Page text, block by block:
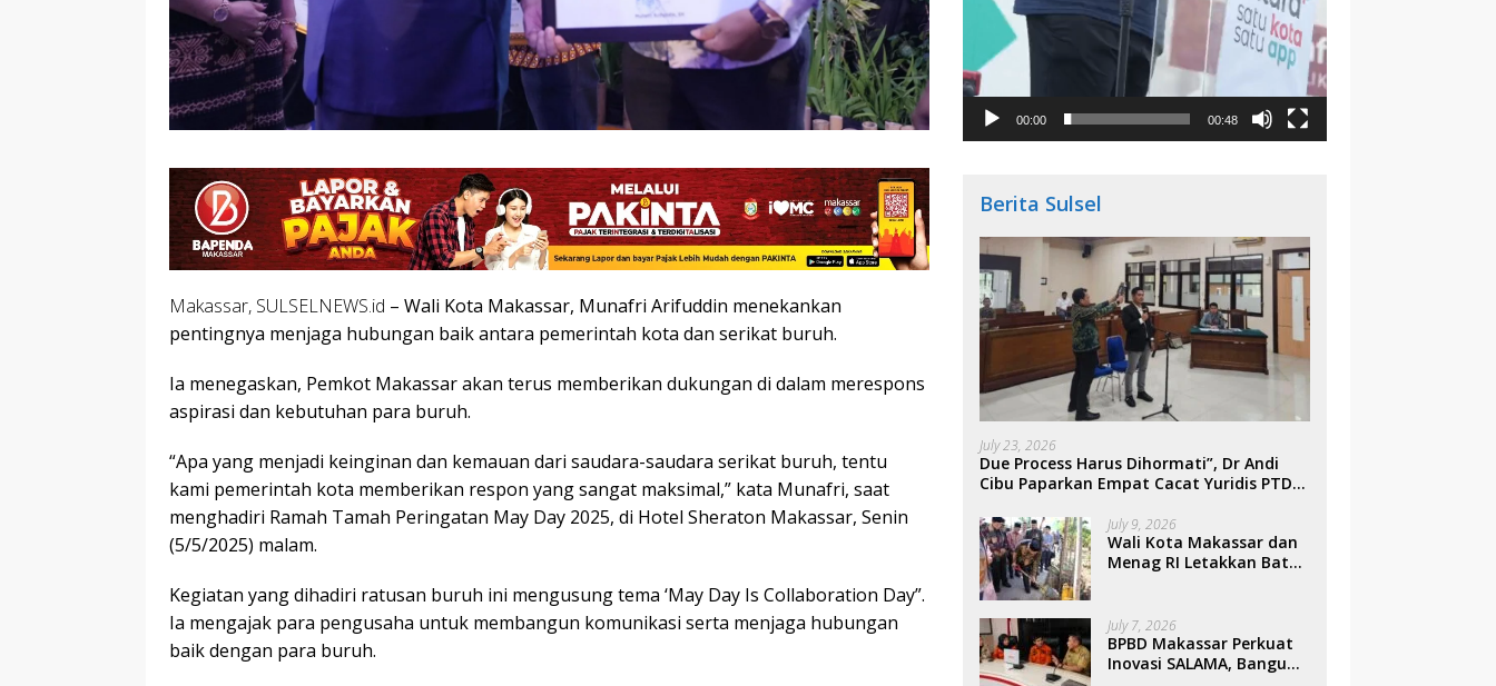
Makassar, SULSELNEWS.id – Wali Kota Makassar, Munafri Arifuddin menekankan
pentingnya menjaga hubungan baik antara pemerintah kota dan serikat buruh.
Ia menegaskan, Pemkot Makassar akan terus memberikan dukungan di dalam merespons
aspirasi dan kebutuhan para buruh.
“Apa yang menjadi keinginan dan kemauan dari saudara-saudara serikat buruh, tentu
kami pemerintah kota memberikan respon yang sangat maksimal,” kata Munafri, saat
menghadiri Ramah Tamah Peringatan May Day 2025, di Hotel Sheraton Makassar, Senin
(5/5/2025) malam.
Kegiatan yang dihadiri ratusan buruh ini mengusung tema ‘May Day Is Collaboration Day”.
Ia mengajak para pengusaha untuk membangun komunikasi serta menjaga hubungan
baik dengan para buruh.
00:00 00:48
Berita Sulsel
July 23, 2026
Due Process Harus Dihormati”, Dr Andi
Cibu Paparkan Empat Cacat Yuridis PTDH
July 9, 2026
Wali Kota Makassar dan
Menag RI Letakkan Batu
BTP
July 7, 2026
BPBD Makassar Perkuat
Inovasi SALAMA, Bangun